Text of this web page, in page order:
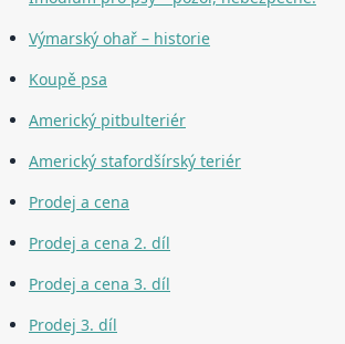
Výmarský ohař – historie
Koupě psa
Americký pitbulteriér
Americký stafordšírský teriér
Prodej a cena
Prodej a cena 2. díl
Prodej a cena 3. díl
Prodej 3. díl